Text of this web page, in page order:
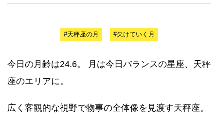
#天秤座の月 #欠けていく月
今日の月齢は24.6。 月は今日バランスの星座、天秤
座のエリアに。
広く客観的な視野で物事の全体像を見渡す天秤座。